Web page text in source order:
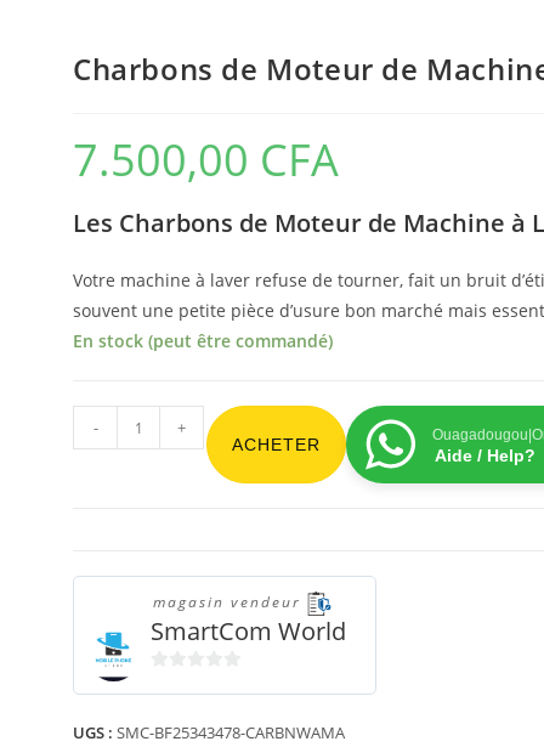
Charbons de Moteur de
7.500,00 CFA
Les Charbons de Moteur de Machine à
Votre machine à laver refuse de tourner, fait un bruit
souvent une petite pièce d’usure bon marché mais
En stock (peut être commandé)
- +
ACHETER
Aide / Help?
magasin vendeur
SmartCom World
u
UGS : SMC-BF25343478-CARBNWAMA